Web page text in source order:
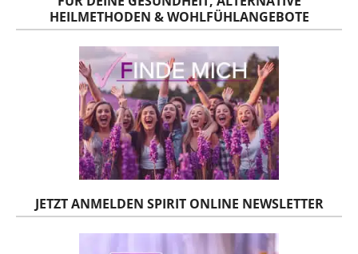
HEILMETHODEN & WOHLFÜHLANGEBOTE
JETZT ANMELDEN SPIRIT ONLINE NEWSLETTER